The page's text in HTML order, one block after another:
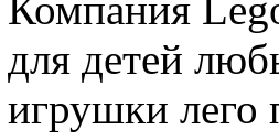
для детей
игрушки лего